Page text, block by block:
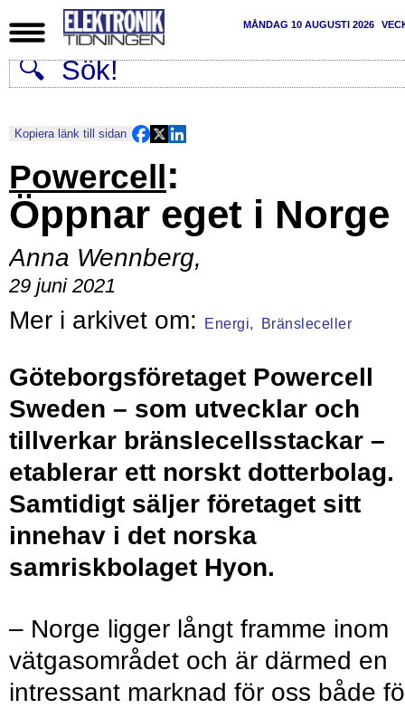
MÅNDAG 10 AUGUSTI 2026
Kopiera länk till sidan
Powercell:
Öppnar eget i Norge
Anna Wennberg,
29 juni 2021
Energi, Bränsleceller
Göteborgsföretaget Powercell
Sweden – som utvecklar och
tillverkar bränslecellsstackar –
etablerar ett norskt dotterbolag.
Samtidigt säljer företaget sitt
innehav i det norska
samriskbolaget Hyon.
– Norge ligger långt framme inom
vätgasområdet och är därmed en
intressant marknad för oss både